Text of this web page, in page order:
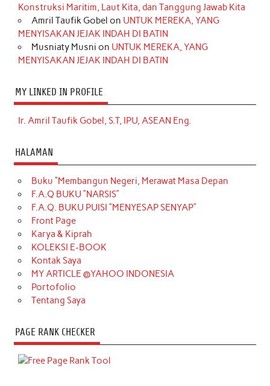
Konstruksi Maritim, Laut Kita, dan Tanggung Jawab Kita
Amril Taufik Gobel on UNTUK MEREKA, YANG
MENYISAKAN JEJAK INDAH DI BATIN
Musniaty Musni on UNTUK MEREKA, YANG
MENYISAKAN JEJAK INDAH DI BATIN
MY LINKED IN PROFILE
Ir. Amril Taufik Gobel, S.T, IPU, ASEAN Eng.
HALAMAN
Buku “Membangun Negeri, Merawat Masa Depan
F.A.Q BUKU “NARSIS”
F.A.Q. BUKU PUISI “MENYESAP SENYAP”
Front Page
Karya & Kiprah
KOLEKSI E-BOOK
Kontak Saya
MY ARTICLE @YAHOO INDONESIA
Portofolio
Tentang Saya
PAGE RANK CHECKER